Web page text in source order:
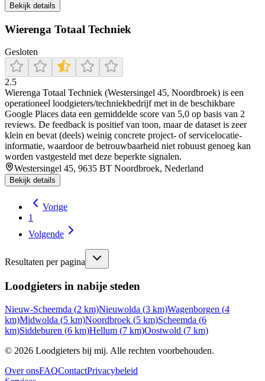
Bekijk details
Wierenga Totaal Techniek
Gesloten
2.5
Wierenga Totaal Techniek (Westersingel 45, Noordbroek) is een
operationeel loodgieters/techniekbedrijf met in de beschikbare
Google Places data een gemiddelde score van 5,0 op basis van 2
reviews. De feedback is positief van toon, maar de dataset is zeer
klein en bevat (deels) weinig concrete project- of servicelocatie-
informatie, waardoor de betrouwbaarheid niet robuust genoeg kan
worden vastgesteld met deze beperkte signalen.
Westersingel 45, 9635 BT Noordbroek, Nederland
Bekijk details
Vorige
1
Volgende
Resultaten per pagina
Loodgieters in nabije steden
Nieuw-Scheemda (2 km)Nieuwolda (3 km)Wagenborgen (4
km)Midwolda (5 km)Noordbroek (5 km)Scheemda (6
km)Siddeburen (6 km)Hellum (7 km)Oostwold (7 km)
© 2026 Loodgieters bij mij. Alle rechten voorbehouden.
Over onsFAQContactPrivacybeleid